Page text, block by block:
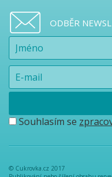
ODBĚR
Souhlasím se
© Cukrovka.cz 2017